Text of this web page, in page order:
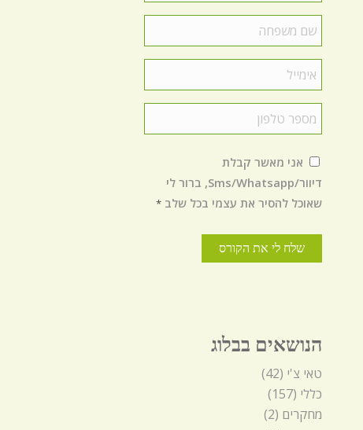
משפחה *
הסכמהאני מאשר קבלת
דיוור/Sms/Whatsapp, ברור לי
שאוכל להסיר את עצמי בכל שלב *
הנושאים בבלוג
טאי צ'י (42)
כללי (157)
מחקרים (2)